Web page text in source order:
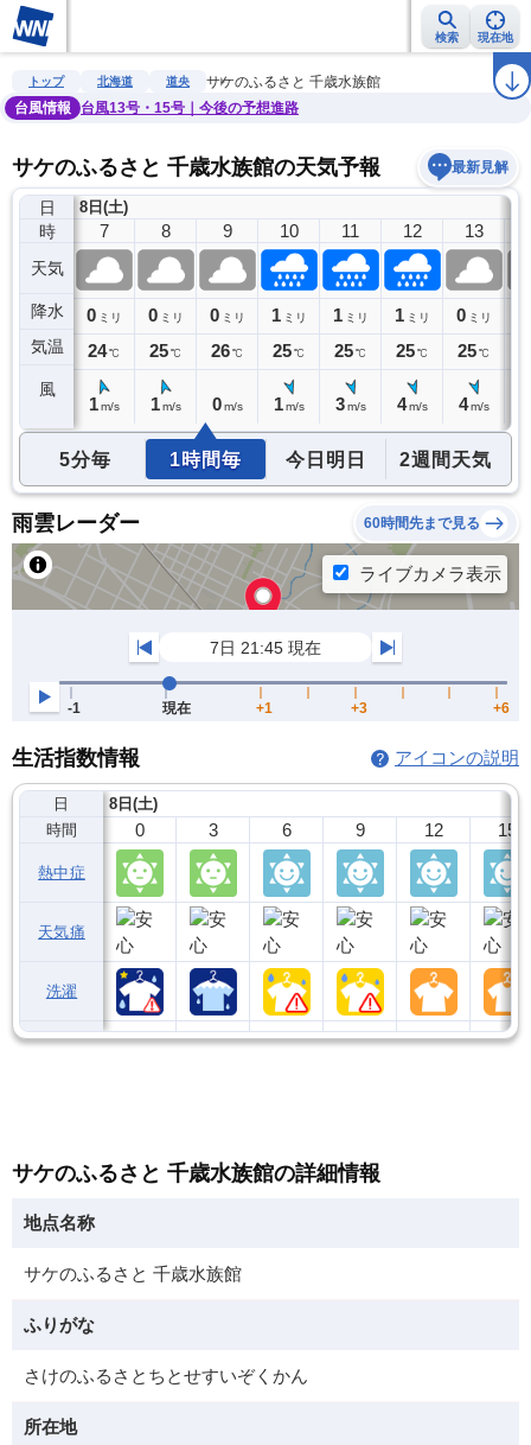
検索 現在地
雨雲レーダー 台風情報 地震情報 警報・注意報 ラ
トップ 北海道 道央
サケのふるさと 千歳水族館
台風情報
台風13号・15号｜今後の予想進路
サケのふるさと 千歳水族館の天気予報 最新見解
日
時
天気
降水
気温
風
8日(土)
6
0ミリ
23℃
7
0 ミリ
24℃
1 m/s
8
0 ミリ
25℃
1 m/s
9
0 ミリ
26℃
0 m/s
10
1 ミリ
25℃
1 m/s
11
1 ミリ
25℃
3 m/s
12
1 ミリ
25℃
4 m/s
13
0 ミリ
25℃
4 m/s
5分毎 1時間毎 今日明日 2週間天気
雨雲レーダー 60時間先まで見る
生活指数情報 アイコンの説明
日
時間
熱中症
天気痛
洗濯
8日(土)
0 3 6 9 12 15
サケのふるさと 千歳水族館の詳細情報
地点名称
サケのふるさと 千歳水族館
ふりがな
さけのふるさとちとせすいぞくかん
所在地